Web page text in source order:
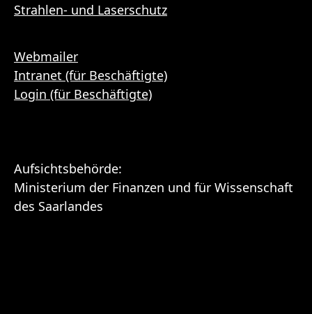
Strahlen- und Laserschutz
Webmailer
Intranet (für Beschäftigte)
Login (für Beschäftigte)
Aufsichtsbehörde:
Ministerium der Finanzen und für Wissenschaft
des Saarlandes